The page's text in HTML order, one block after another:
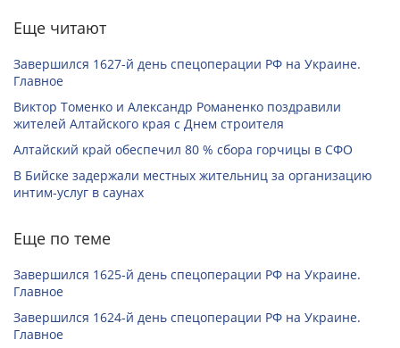
Еще читают
Завершился 1627-й день спецоперации РФ на Украине.
Главное
Виктор Томенко и Александр Романенко поздравили
жителей Алтайского края с Днем строителя
Алтайский край обеспечил 80 % сбора горчицы в СФО
В Бийске задержали местных жительниц за организацию
интим-услуг в саунах
Еще по теме
Завершился 1625-й день спецоперации РФ на Украине.
Главное
Завершился 1624-й день спецоперации РФ на Украине.
Главное